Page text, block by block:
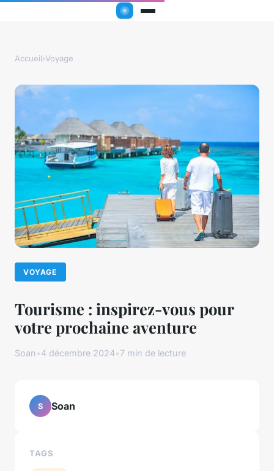
Accueil›Voyage
VOYAGE
Tourisme : inspirez-vous pour
votre prochaine aventure
Soan•4 décembre 2024•7 min de lecture
S Soan
TAGS